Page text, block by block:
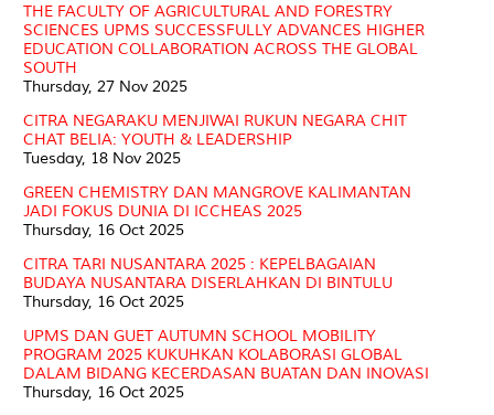
THE FACULTY OF AGRICULTURAL AND FORESTRY
SCIENCES UPMS SUCCESSFULLY ADVANCES HIGHER
EDUCATION COLLABORATION ACROSS THE GLOBAL
SOUTH
Thursday, 27 Nov 2025
CITRA NEGARAKU MENJIWAI RUKUN NEGARA CHIT
CHAT BELIA: YOUTH & LEADERSHIP
Tuesday, 18 Nov 2025
GREEN CHEMISTRY DAN MANGROVE KALIMANTAN
JADI FOKUS DUNIA DI ICCHEAS 2025
Thursday, 16 Oct 2025
CITRA TARI NUSANTARA 2025 : KEPELBAGAIAN
BUDAYA NUSANTARA DISERLAHKAN DI BINTULU
Thursday, 16 Oct 2025
UPMS DAN GUET AUTUMN SCHOOL MOBILITY
PROGRAM 2025 KUKUHKAN KOLABORASI GLOBAL
DALAM BIDANG KECERDASAN BUATAN DAN INOVASI
Thursday, 16 Oct 2025